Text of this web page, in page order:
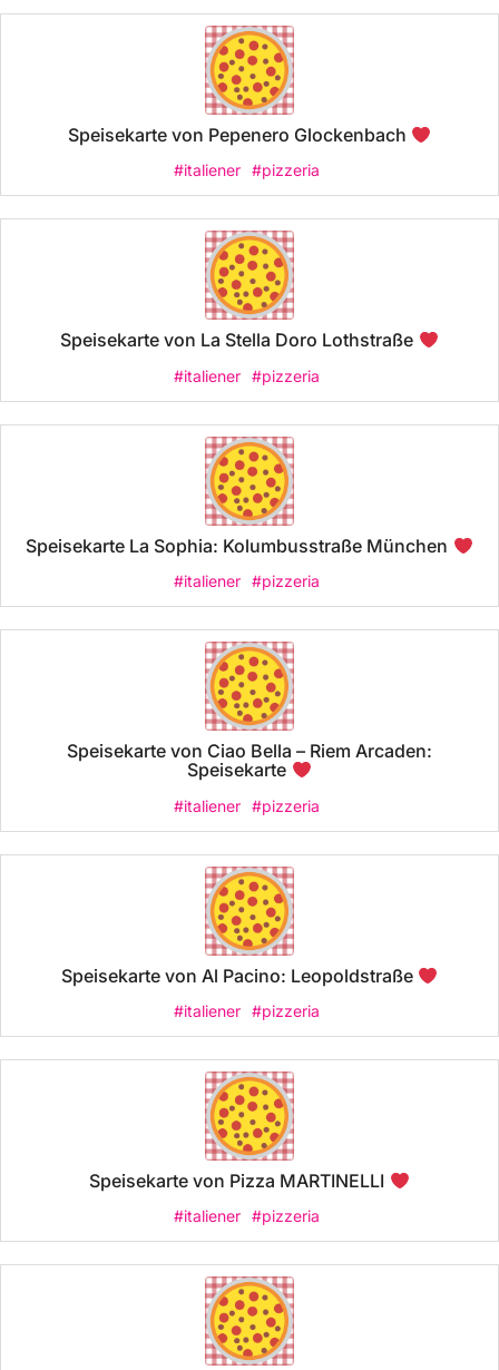
Speisekarte von Pepenero Glockenbach
#italiener #pizzeria
Speisekarte von La Stella Doro Lothstraße
#italiener #pizzeria
Speisekarte La Sophia: Kolumbusstraße München
#italiener #pizzeria
Speisekarte von Ciao Bella – Riem Arcaden:
Speisekarte
#italiener #pizzeria
Speisekarte von Al Pacino: Leopoldstraße
#italiener #pizzeria
Speisekarte von Pizza MARTINELLI
#italiener #pizzeria